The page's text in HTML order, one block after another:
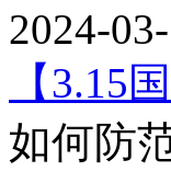
2024-
【3.15
如何防